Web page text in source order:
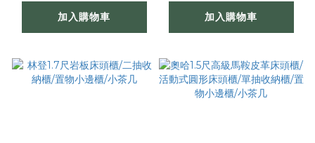
加入購物車 加入購物車